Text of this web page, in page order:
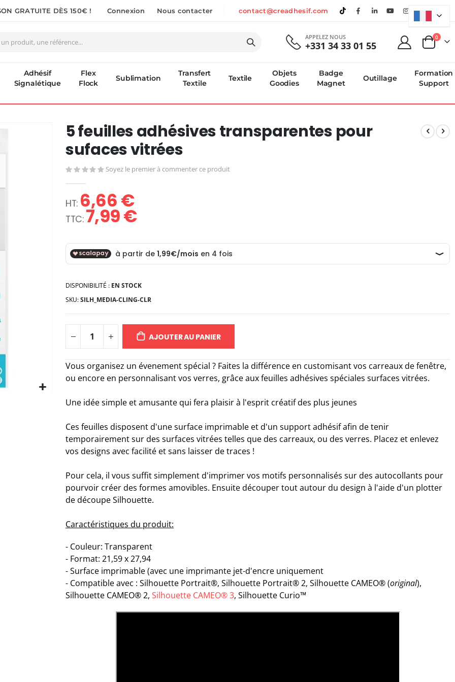
GRATUITE DÈS 150€ ! Connexion Nous contacter contact@creadhesif.com
APPELEZ NOUS
+331 34 33 01 55 Panier
0
Adhésif
Signalétique
Flex
Flock
Sublimation
Transfert
Textile
Textile
Objets
Goodies
Badge
Magnet
Outillage
Formation
Support
5 feuilles adhésives transparentes pour
sufaces vitrées
Soyez le premier à commenter ce produit
7,99 €
6,66 €
DISPONIBILITÉ : EN STOCK
SKU SILH_MEDIA-CLING-CLR
AJOUTER AU PANIER
Vous organisez un évenement spécial ? Faites la différence en customisant vos carreaux de fenêtre,
ou encore en personnalisant vos verres, grâce aux feuilles adhésives spéciales surfaces vitrées.
Une idée simple et amusante qui fera plaisir à l'esprit créatif des plus jeunes
Ces feuilles disposent d'une surface imprimable et d'un support adhésif afin de tenir
temporairement sur des surfaces vitrées telles que des carreaux, ou des verres. Placez et enlevez
vos designs avec facilité et sans laisser de traces !
Pour cela, il vous suffit simplement d'imprimer vos motifs personnalisés sur des autocollants pour
pourvoir créer des formes amovibles. Ensuite découper tout autour du design à l'aide d'un plotter
de découpe Silhouette.
Caractéristiques du produit:
- Couleur: Transparent
- Format: 21,59 x 27,94
- Surface imprimable (avec une imprimante jet-d'encre uniquement
- Compatible avec : Silhouette Portrait®, Silhouette Portrait® 2, Silhouette CAMEO® (original),
Silhouette CAMEO® 2,Silhouette CAMEO® 3, Silhouette Curio™